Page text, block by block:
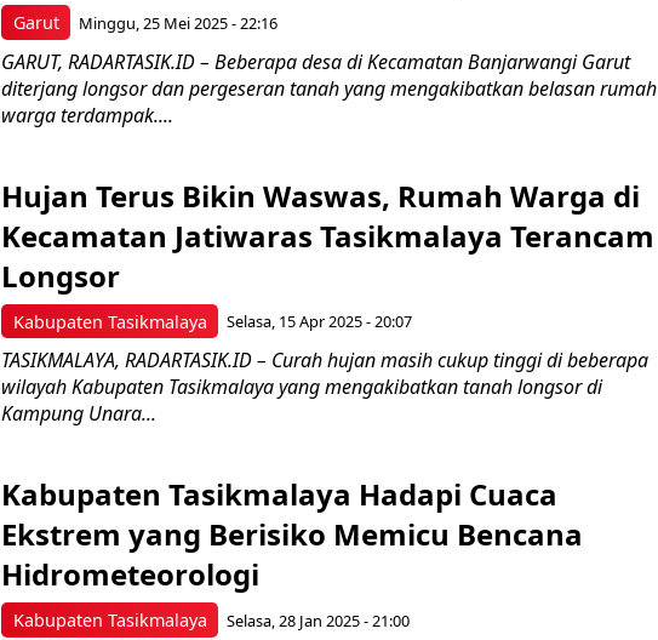
Garut Minggu, 25 Mei 2025 - 22:16
GARUT, RADARTASIK.ID – Beberapa desa di Kecamatan Banjarwangi Garut
diterjang longsor dan pergeseran tanah yang mengakibatkan belasan rumah
warga terdampak....
Kabupaten Tasikmalaya
Hujan Terus Bikin Waswas, Rumah Warga di
Kecamatan Jatiwaras Tasikmalaya Terancam
Longsor
Selasa, 15 Apr 2025 - 20:07
TASIKMALAYA, RADARTASIK.ID – Curah hujan masih cukup tinggi di beberapa
wilayah Kabupaten Tasikmalaya yang mengakibatkan tanah longsor di
Kampung Unara...
Kabupaten Tasikmalaya
Kabupaten Tasikmalaya Hadapi Cuaca
Ekstrem yang Berisiko Memicu Bencana
Hidrometeorologi
Selasa, 28 Jan 2025 - 21:00